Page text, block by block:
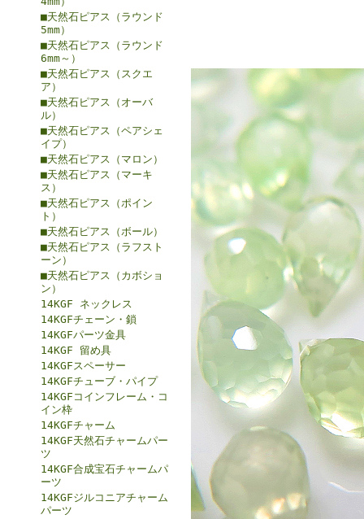
■天然石ピアス（ラウンド
5mm）
■天然石ピアス（ラウンド
6mm～）
■天然石ピアス（スクエ
ア）
■天然石ピアス（オーバ
ル）
■天然石ピアス（ペアシェ
イプ）
■天然石ピアス（マロン）
■天然石ピアス（マーキ
ス）
■天然石ピアス（ポイン
ト）
■天然石ピアス（ボール）
■天然石ピアス（ラフスト
ーン）
■天然石ピアス（カボショ
ン）
14KGF ネックレス
14KGFチェーン・鎖
14KGFパーツ金具
14KGF 留め具
14KGFスペーサー
14KGFチューブ・パイプ
14KGFコインフレーム・コ
イン枠
14KGFチャーム
14KGF天然石チャームパー
ツ
14KGF合成宝石チャームパ
ーツ
14KGFジルコニアチャーム
パーツ